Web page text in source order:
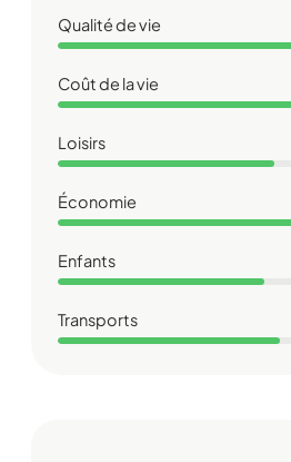
Qualité de vie
Coût de la vie
Loisirs
Économie
Enfants
Transports